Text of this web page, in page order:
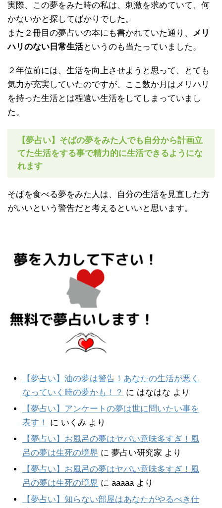
実際、この夢をみた時の私は、刺激を求めていて、何
かないかと探してばかりでした。
また２冊目の夢占いの本にも書かれていた通り、 メリ
ハリのない日常生活というのも当たっていました。
２年位前には、生活を向上させようと思って、とても
気力が充実していたのですが、ここ数か月はメリハリ
を持った生活とは程遠い生活をしてしまっていまし
た。
【夢占い】そばの夢をみた人でも自分から計画立
てた生活をする事で精力的に生活できるようにな
れます
そばを食べる夢をみた人は、自分の生活を見直した方
がいいという警告だと考えるといいと思います。
【夢占い】油の夢は警告！あなたの生活が悪く
なっていく時の夢かも！？ に はなはな より
【夢占い】アンケートの夢は世に問いたい事を
表す！
に いくみ より
【夢占い】お風呂の夢はヤバい意味多すぎ！風
呂の夢は生死の境界 に 夢占い研究家 より
【夢占い】お風呂の夢はヤバい意味多すぎ！風
呂の夢は生死の境界 に aaaaaより
【夢占い】知らない部屋はあなたがやるべき仕